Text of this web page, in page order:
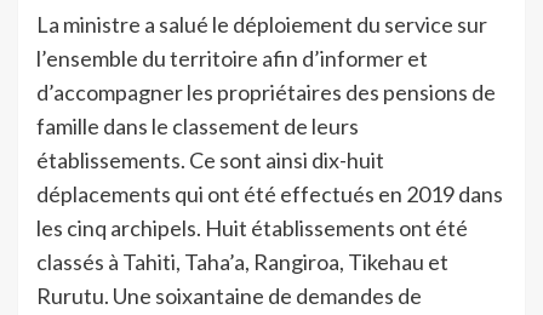
La ministre a salué le déploiement du service sur
l’ensemble du territoire afin d’informer et
d’accompagner les propriétaires des pensions de
famille dans le classement de leurs
établissements. Ce sont ainsi dix-huit
déplacements qui ont été effectués en 2019 dans
les cinq archipels. Huit établissements ont été
classés à Tahiti, Taha’a, Rangiroa, Tikehau et
Rurutu. Une soixantaine de demandes de